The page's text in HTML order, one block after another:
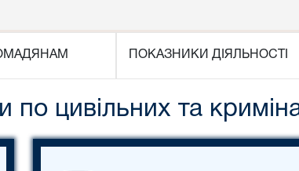
ПОКАЗНИКИ ДІЯЛЬНОСТІ
по цивільних та